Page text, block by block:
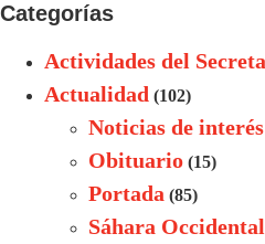
Categorías
Actividades del
Actualidad (102)
Noticias de interés
Obituario (15)
Portada (85)
Sáhara Occidental